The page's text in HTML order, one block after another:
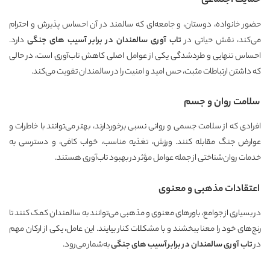
حضور خانواده، دوستان، و جامعه‌ای که سالمند در آن احساس پذیرش و احترام
می‌کند، نقش حیاتی درتاب آوری سالمندان در برابر آسیب های جنگی دارد.
احساس تنهایی و طردشدگی یکی از عوامل اصلی کاهش تاب‌آوری است، در حالی
که داشتن ارتباطات مثبت، حس امید و امنیت را در سالمندان تقویت می‌کند.
سلامت روان و جسم
افرادی که از سلامت جسمی و روانی نسبی برخوردارند، بهتر می‌توانند با خاطرات و
عوارض جنگ مقابله کنند. ورزش، تغذیه مناسب، خواب کافی، و دسترسی به
خدمات روان‌شناختی از جمله عوامل مؤثر در بهبود تاب‌آوری هستند.
اعتقادات مذهبی و معنوی
در بسیاری از جوامع، باورهای معنوی و مذهبی می‌توانند به سالمندان کمک کنند تا
رنج‌های خود را معنا ببخشند و با مشکلات کنار بیایند. این عامل، یکی از ارکان مهم
درتاب آوری سالمندان در برابر آسیب های جنگیبه‌شمار می‌رود.